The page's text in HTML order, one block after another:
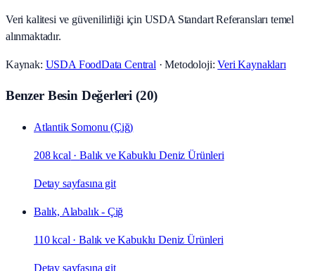
Veri kalitesi ve güvenilirliği için USDA Standart Referansları temel
alınmaktadır.
Kaynak: USDA FoodData Central · Metodoloji:Veri Kaynakları
Benzer Besin Değerleri (20)
Atlantik Somonu (Çiğ)
208 kcal ·Balık ve Kabuklu Deniz Ürünleri
Detay sayfasına git
Balık, Alabalık - Çiğ
110 kcal ·Balık ve Kabuklu Deniz Ürünleri
Detay sayfasına git